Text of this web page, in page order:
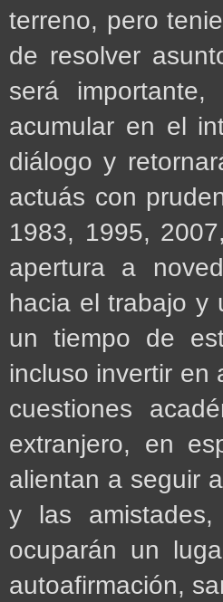
terreno, pero
de resolver
será
acumular en el
diálogo y
actuás con
1983, 1995,
apertura a
hacia el trabajo y
un tiempo de
incluso invertir en
cuestiones
extranjero, en
alientan a seguir
y las
ocuparán un
autoafirmación,